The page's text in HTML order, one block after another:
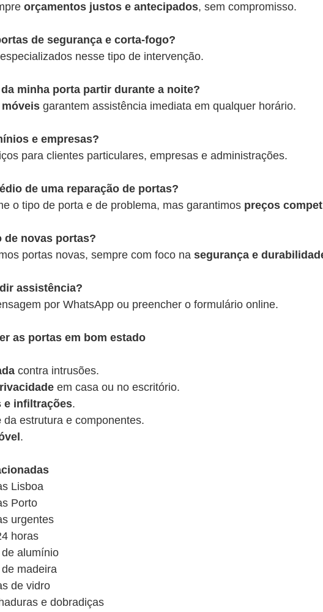
orçamentos justos e antecipados, sem compromisso.
de segurança e corta-fogo?
nesse tipo de intervenção.
minha porta partir durante a noite?
garantem assistência imediata em qualquer horário.
e empresas?
para clientes particulares, empresas e administrações.
de uma reparação de portas?
o tipo de porta e de problema, mas garantimos preços
de novas portas?
portas novas, sempre com foco na segurança e
assistência?
por WhatsApp ou preencher o formulário online.
as portas em bom estado
contra intrusões.
em casa ou no escritório.
e infiltrações.
da estrutura e componentes.
.
Lisboa
Porto
urgentes
horas
alumínio
madeira
de vidro
e dobradiças